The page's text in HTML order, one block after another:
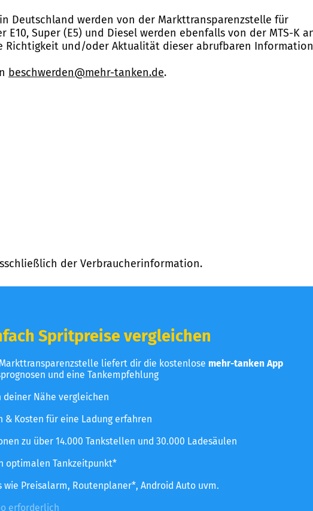
Deutschland werden von der Markttransparenzstelle für
Super (E5) und Diesel werden ebenfalls von der MTS-K
und/oder Aktualität dieser abrufbaren
beschwerden@mehr-tanken.de.
der Verbraucherinformation.
Spritpreise vergleichen
liefert dir die kostenlose mehr-tanken App
und eine Tankempfehlung
Nähe vergleichen
& Kosten für eine Ladung erfahren
zu über 14.000 Tankstellen und 30.000 Ladesäulen
optimalen Tankzeitpunkt*
wie Preisalarm, Routenplaner*, Android Auto uvm.
erforderlich